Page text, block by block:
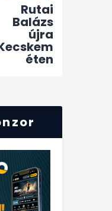
Rutai
Balázs
újra
éten